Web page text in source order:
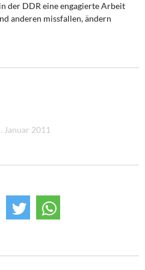
der DDR eine engagierte Arbeit
ande­ren missfallen, ändern
Januar 2011